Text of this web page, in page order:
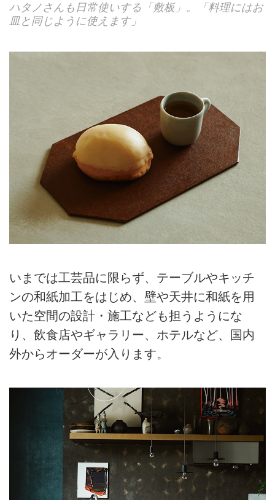
ハタノさんも日常使いする「敷板」。「料理にはお
皿と同じように使えます」
いまでは工芸品に限らず、テーブルやキッチ
ンの和紙加工をはじめ、壁や天井に和紙を用
いた空間の設計・施工なども担うようにな
り、飲食店やギャラリー、ホテルなど、国内
外からオーダーが入ります。